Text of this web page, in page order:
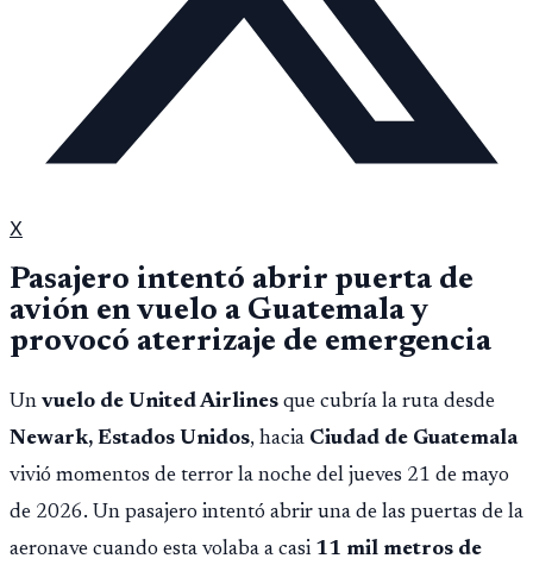
X
Pasajero intentó abrir puerta de
avión en vuelo a Guatemala y
provocó aterrizaje de emergencia
Un vuelo de United Airlines que cubría la ruta desde
Newark, Estados Unidos, hacia Ciudad de Guatemala
vivió momentos de terror la noche del jueves 21 de mayo
de 2026. Un pasajero intentó abrir una de las puertas de la
aeronave cuando esta volaba a casi 11 mil metros de